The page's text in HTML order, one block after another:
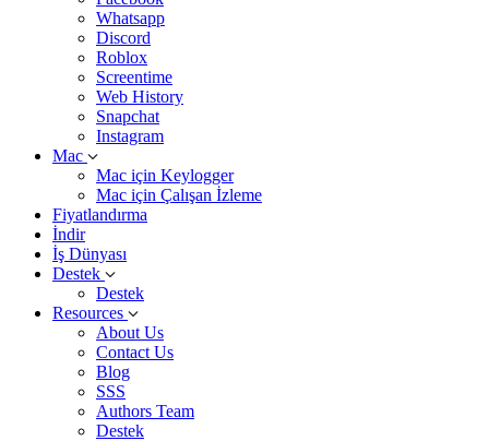
Whatsapp
Discord
Roblox
Screentime
Web History
Snapchat
Instagram
Mac
Mac için Keylogger
Mac için Çalışan İzleme
Fiyatlandırma
İndir
İş Dünyası
Destek
Destek
Resources
About Us
Contact Us
Blog
SSS
Authors Team
Destek